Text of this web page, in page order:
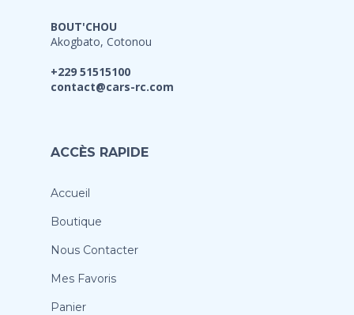
BOUT'CHOU
Akogbato, Cotonou
+229 51515100
contact@cars-rc.com
ACCÈS RAPIDE
Accueil
Boutique
Nous Contacter
Mes Favoris
Panier